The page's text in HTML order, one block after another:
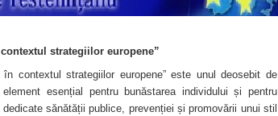
strategiilor europene”
contextul strategiilor europene” este unul deosebit de
esențial pentru bunăstarea individului și pentru
sănătății publice, prevenției și promovării unui stil